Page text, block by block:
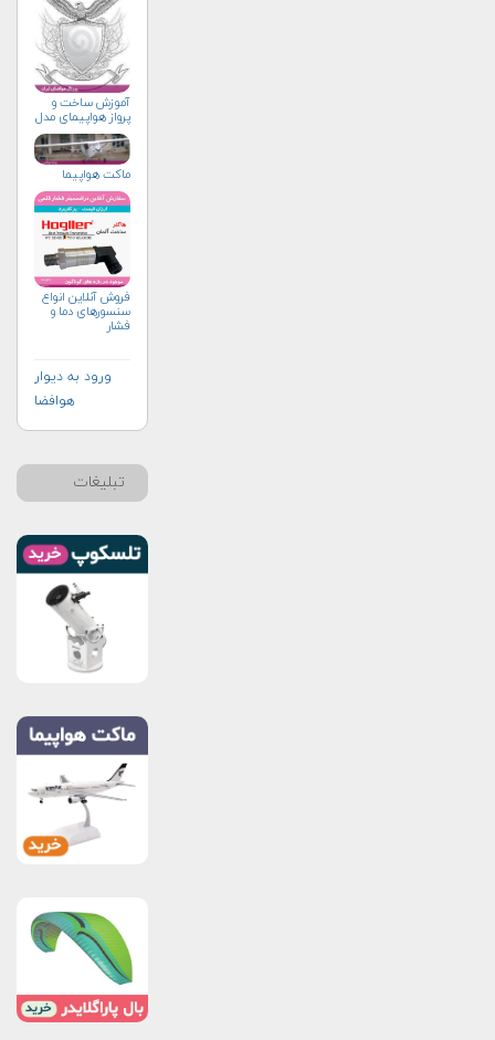
آموزش ساخت و
پرواز هواپیمای مدل
ماکت هواپیما
فروش آنلاین انواع
سنسورهای دما و
فشار
ورود به دیوار
هوافضا
تبلیغات